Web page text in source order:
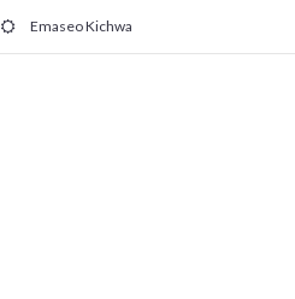
Emaseo Kichwa